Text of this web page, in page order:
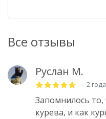
Все отзывы
Руслан М.
— 2
Запомнилось то,
курева, и как